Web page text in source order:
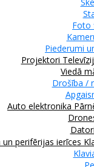
Foto
Piederumi
Projektori
Viedā
Drošība /
Auto elektronika
Datori
perifērijas ierīces